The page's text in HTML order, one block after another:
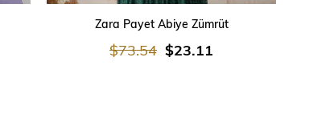
Zara Payet Abiye Zümrüt
$23.11
$73.54